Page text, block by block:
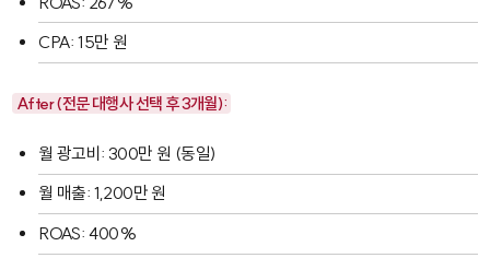
CPA: 15만 원
After (전문 대행사 선택 후 3개월):
월 광고비: 300만 원 (동일)
월 매출: 1,200만 원
ROAS: 400%